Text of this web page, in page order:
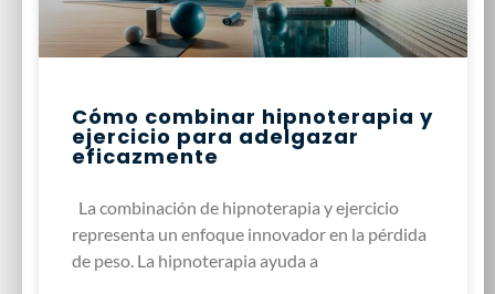
Cómo combinar hipnoterapia y
ejercicio para adelgazar
eficazmente
La combinación de hipnoterapia y ejercicio
representa un enfoque innovador en la pérdida
de peso. La hipnoterapia ayuda a